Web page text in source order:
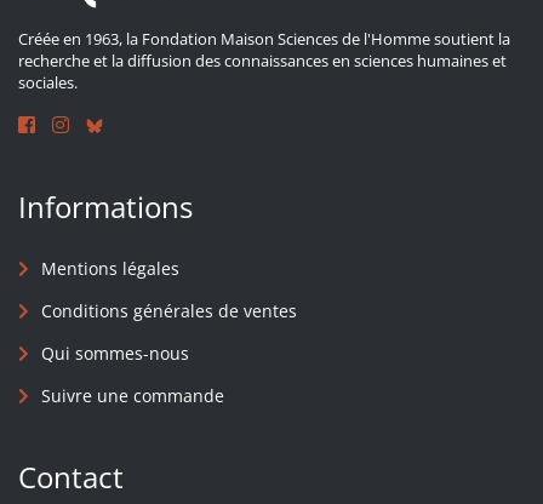
Créée en 1963, la Fondation Maison Sciences de l'Homme soutient la
recherche et la diffusion des connaissances en sciences humaines et
sociales.
Informations
Mentions légales
Conditions générales de ventes
Qui sommes-nous
Suivre une commande
Contact